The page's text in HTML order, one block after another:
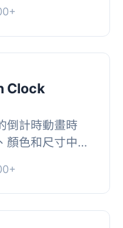
時鐘, 三組不同
Clock
倒計時動畫時
顏色和尺寸中進
例如垂直或水